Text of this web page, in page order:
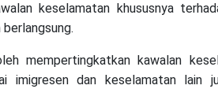
keselamatan khususnya
mempertingkatkan kawalan
imigresen dan keselamatan lain